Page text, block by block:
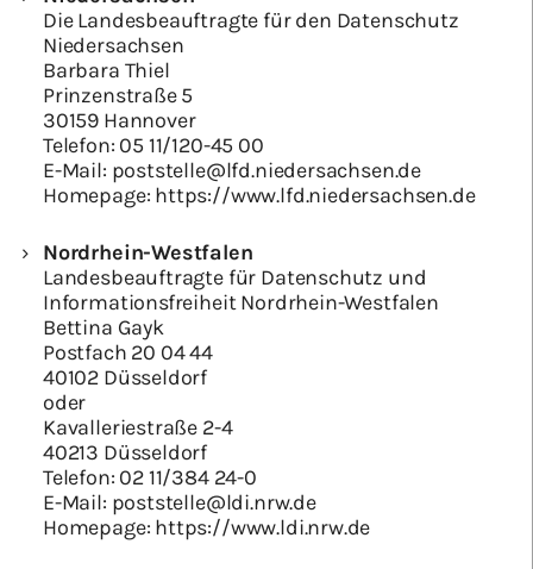
Die Landesbeauftragte für den Datenschutz
Niedersachsen
Barbara Thiel
Prinzenstraße 5
30159 Hannover
Telefon: 05 11/120-45 00
E-Mail: poststelle@lfd.niedersachsen.de
Homepage: https://www.lfd.niedersachsen.de
Nordrhein-Westfalen
Landesbeauftragte für Datenschutz und
Informationsfreiheit Nordrhein-Westfalen
Bettina Gayk
Postfach 20 04 44
40102 Düsseldorf
oder
Kavalleriestraße 2-4
40213 Düsseldorf
Telefon: 02 11/384 24-0
E-Mail: poststelle@ldi.nrw.de
Homepage: https://www.ldi.nrw.de